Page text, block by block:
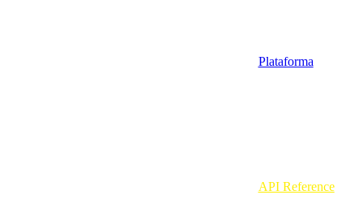
Plataforma
API Reference